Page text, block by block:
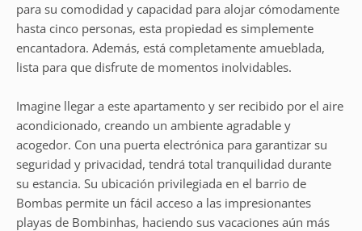
para su comodidad y capacidad para alojar cómodamente
hasta cinco personas, esta propiedad es simplemente
encantadora. Además, está completamente amueblada,
lista para que disfrute de momentos inolvidables.
Imagine llegar a este apartamento y ser recibido por el aire
acondicionado, creando un ambiente agradable y
acogedor. Con una puerta electrónica para garantizar su
seguridad y privacidad, tendrá total tranquilidad durante
su estancia. Su ubicación privilegiada en el barrio de
Bombas permite un fácil acceso a las impresionantes
playas de Bombinhas, haciendo sus vacaciones aún más